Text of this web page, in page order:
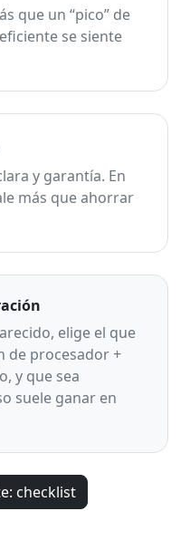
que un “pico” de
se siente
y garantía. En
más que ahorrar
elige el que
de procesador +
y que sea
suele ganar en
checklist